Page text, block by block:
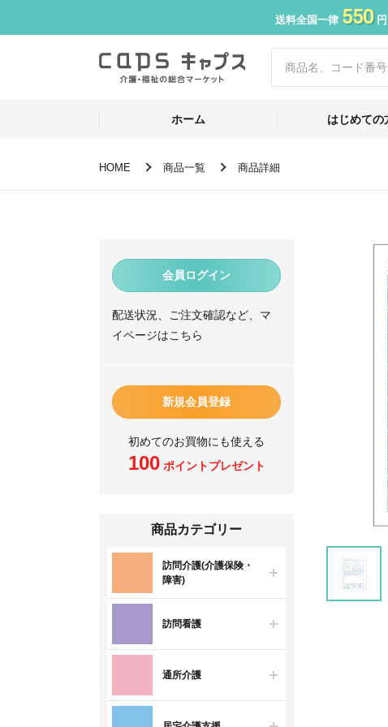
送料全国一律 550円
ホーム はじめての
HOME 商品一覧 商品詳細
会員ログイン
配送状況、ご注文確認など、マ
イページはこちら
新規会員登録
初めてのお買物にも使える
100ポイントプレゼント
商品カテゴリー
訪問介護(介護保険・
障害)
訪問看護
通所介護